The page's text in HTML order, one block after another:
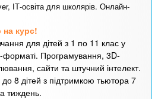
ІТ-освіта для школярів. Онлайн-
на курс!
для дітей з 1 по 11 клас у
форматі. Програмування, 3D-
сайти та штучний інтелект.
до 8 дітей з підтримкою тьютора 7
тиждень.